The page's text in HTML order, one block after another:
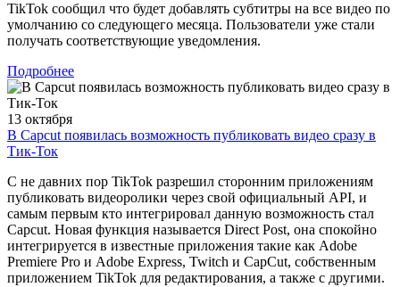
TikTok сообщил что будет добавлять субтитры на все видео по
умолчанию со следующего месяца. Пользователи уже стали
получать соответствующие уведомления.
Подробнее
13 октября
В Capcut появилась возможность публиковать видео сразу в
Тик-Ток
С не давних пор TikTok разрешил сторонним приложениям
публиковать видеоролики через свой официальный API, и
самым первым кто интегрировал данную возможность стал
Capcut. Новая функция называется Direct Post, она спокойно
интегрируется в известные приложения такие как Adobe
Premiere Pro и Adobe Express, Twitch и CapCut, собственным
приложением TikTok для редактирования, а также с другими.